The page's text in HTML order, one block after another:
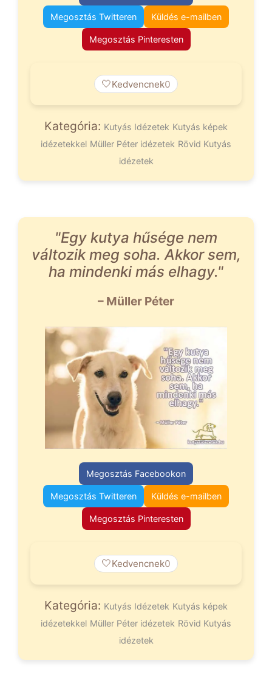
Megosztás Twitteren Küldés e-mailben
Megosztás Pinteresten
🤍Kedvencnek0
Kategória: Kutyás Idézetek Kutyás képek
idézetekkel Müller Péter idézetek Rövid Kutyás
idézetek
"Egy kutya hűsége nem
változik meg soha. Akkor sem,
ha mindenki más elhagy."
– Müller Péter
Megosztás Facebookon
Megosztás Twitteren Küldés e-mailben
Megosztás Pinteresten
🤍Kedvencnek0
Kategória: Kutyás Idézetek Kutyás képek
idézetekkel Müller Péter idézetek Rövid Kutyás
idézetek